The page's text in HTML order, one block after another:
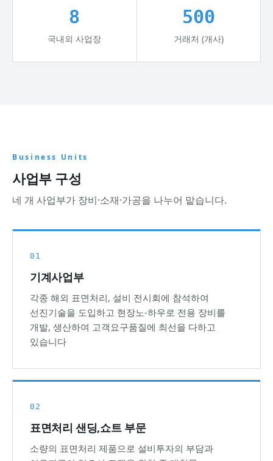
8
국내외 사업장
500
거래처 (개사)
Business Units
사업부 구성
네 개 사업부가 장비·소재·가공을 나누어 맡습니다.
01
기계사업부
각종 해외 표면처리, 설비 전시회에 참석하여
선진기술을 도입하고 현장노-하우로 전용 장비를
개발, 생산하여 고객요구품질에 최선을 다하고
있습니다
02
표면처리 샌딩,쇼트 부문
소량의 표면처리 제품으로 설비투자의 부담과